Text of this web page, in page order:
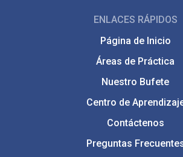
ENLACES RÁPIDOS
Página de Inicio
Áreas de Práctica
Nuestro Bufete
Centro de
Contáctenos
Preguntas